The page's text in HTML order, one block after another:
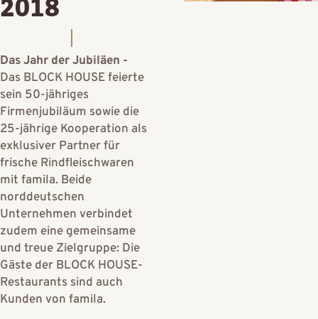
2018
Das Jahr der Jubiläen -
Das BLOCK HOUSE feierte
sein 50-jähriges
Firmenjubiläum sowie die
25-jährige Kooperation als
exklusiver Partner für
frische Rindfleischwaren
mit famila. Beide
norddeutschen
Unternehmen verbindet
zudem eine gemeinsame
und treue Zielgruppe: Die
Gäste der BLOCK HOUSE-
Restaurants sind auch
Kunden von famila.